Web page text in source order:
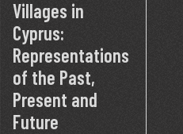
Villages in
Cyprus:
Representations
of the Past,
Present and
Future